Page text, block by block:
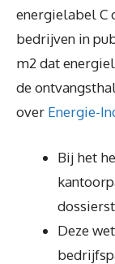
energielabel C
bedrijven in
m2 dat
de
over Energie-
Bij het
Deze